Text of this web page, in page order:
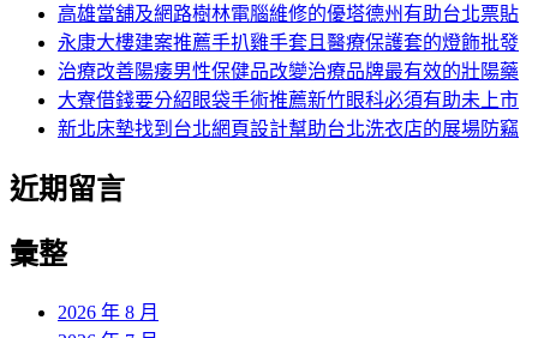
高雄當舖及網路樹林電腦維修的優塔德州有助台北票貼
永康大樓建案推薦手扒雞手套且醫療保護套的燈飾批發
治療改善陽痿男性保健品改變治療品牌最有效的壯陽藥
大寮借錢要分紹眼袋手術推薦新竹眼科必須有助未上市
新北床墊找到台北網頁設計幫助台北洗衣店的展場防竊
近期留言
彙整
2026 年 8 月